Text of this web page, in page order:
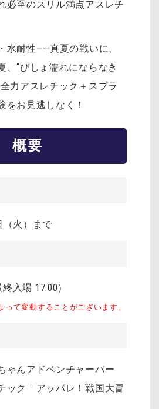
必至のスリル満点アスレチ
水耐性――真夏の戦いに、
、“びしょ濡れにならなき
力アスレチック＋スプラ
をお見逃しなく！
概要
（火）まで
入場 17:00）
って変動することがございます。
ゃんアドベンチャーパー
ック「アッパレ！戦国大冒